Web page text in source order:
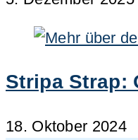
Stripa Strap:
18. Oktober 2024